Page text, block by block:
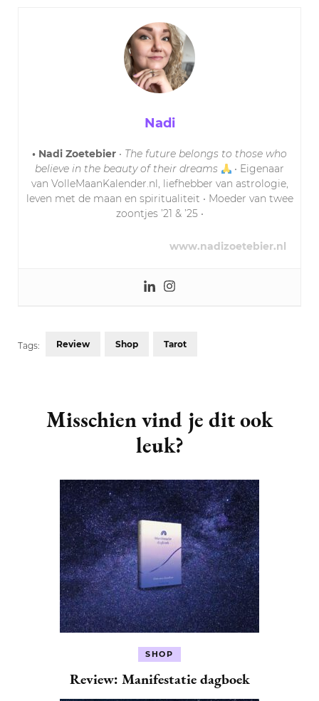
Nadi
• Nadi Zoetebier • The future belongs to those who
believe in the beauty of their dreams
• Eigenaar
van VolleMaanKalender.nl, liefhebber van astrologie,
leven met de maan en spiritualiteit • Moeder van twee
zoontjes ’21 & ’25 •
www.nadizoetebier.nl
Tags: Review Shop Tarot
Navigation
Misschien vind je dit ook
leuk?
SHOP
Review: Manifestatie dagboek